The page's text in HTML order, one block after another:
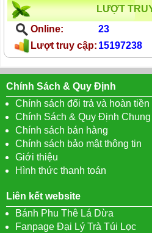
LƯỢT
Online:
23
Lượt truy cập: 15197238
Chính Sách & Quy Định
Chính sách đổi trả và hoàn tiền
Chính Sách & Quy Định Chung
Chính sách bán hàng
Chính sách bảo mật thông tin
Giới thiệu
Hình thức thanh toán
Liên kết website
Bánh Phu Thê Lá Dừa
Fanpage Đại Lý Trà Túi Lọc